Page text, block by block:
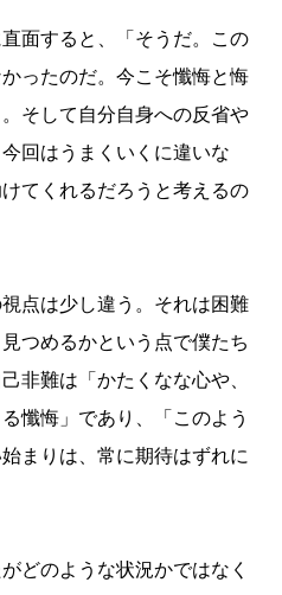
面すると、「そうだ。この
ったのだ。今こそ懺悔と悔
そして自分自身への反省や
回はうまくいくに違いな
てくれるだろうと考えるの
点は少し違う。それは困難
つめるかという点で僕たち
非難は「かたくなな心や、
懺悔」であり、「このよう
まりは、常に期待はずれに
どのような状況かではなく